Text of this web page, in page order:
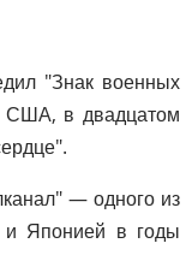
"Знак военных
США, в двадцатом
— одного из
Японией в годы